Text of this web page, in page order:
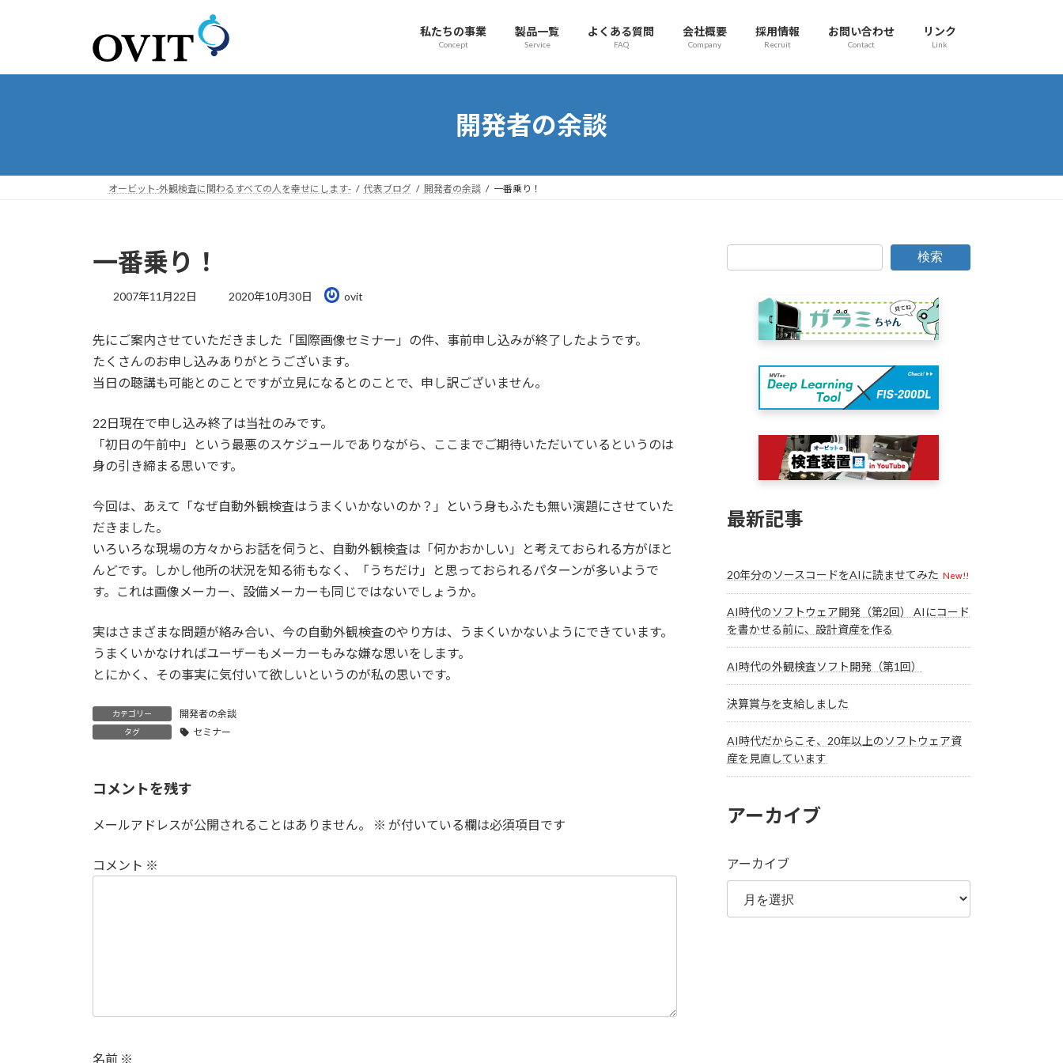
プ
動
私たちの事業
Concept
製品一覧
Service
よくある質問
FAQ
会社概要
Company
採用情報
Recruit
お問い合わせ
Contact
リンク
Link
開発者の余談
オービット-外観検査に関わるすべての人を幸せにします- 代表ブログ 開発者の余談 一番乗り！
一番乗り！
2007年11月22日
最
新
日
:
2020年10月30日 ovit
先にご案内させていただきました「国際画像セミナー」の件、事前申し込みが終了したようです。
たくさんのお申し込みありがとうございます。
当日の聴講も可能とのことですが立見になるとのことで、申し訳ございません。
22日現在で申し込み終了は当社のみです。
「初日の午前中」という最悪のスケジュールでありながら、ここまでご期待いただいているというのは
身の引き締まる思いです。
今回は、あえて「なぜ自動外観検査はうまくいかないのか？」という身もふたも無い演題にさせていた
だきました。
いろいろな現場の方々からお話を伺うと、自動外観検査は「何かおかしい」と考えておられる方がほと
んどです。しかし他所の状況を知る術もなく、「うちだけ」と思っておられるパターンが多いようで
す。これは画像メーカー、設備メーカーも同じではないでしょうか。
実はさまざまな問題が絡み合い、今の自動外観検査のやり方は、うまくいかないようにできています。
うまくいかなければユーザーもメーカーもみな嫌な思いをします。
とにかく、その事実に気付いて欲しいというのが私の思いです。
カテゴリー 開発者の余談
タグ セミナー
コメントを残す
メールアドレスが公開されることはありません。 ※ が付いている欄は必須項目です
コメント ※
名前 ※
検索
最新記事
20年分のソースコードをAIに読ませてみた New!!
AI時代のソフトウェア開発（第2回） AIにコード
を書かせる前に、設計資産を作る
AI時代の外観検査ソフト開発（第1回）
決算賞与を支給しました
AI時代だからこそ、20年以上のソフトウェア資
産を見直しています
アーカイブ
アーカイブ